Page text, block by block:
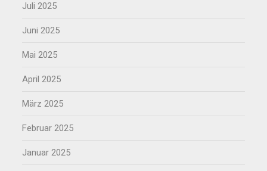
Juli 2025
Juni 2025
Mai 2025
April 2025
März 2025
Februar 2025
Januar 2025